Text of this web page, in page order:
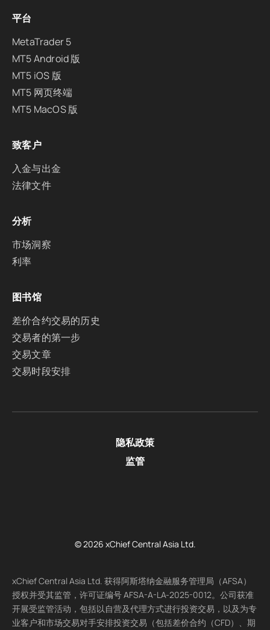
平台
MetaTrader 5
MT5 Android 版
MT5 iOS 版
MT5 网页终端
MT5 MacOS 版
致客户
入金与出金
法律文件
分析
市场洞察
利率
图书馆
差价合约交易的历史
交易者的第一步
交易文章
交易时段安排
隐私政策
监管
© 2026 xChief Central Asia Ltd.
xChief Central Asia Ltd. 获得阿斯塔纳金融服务管理局（AFSA）
授权并受其监管，许可证编号 AFSA-A-LA-2025-0012。公司获准
开展受监管活动，包括以自营及代理方式进行投资交易，以及为专
业客户和市场交易对手安排投资交易（包括差价合约（CFD）、期